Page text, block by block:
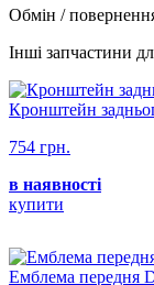
Обмін /
Інші запчастини
Кронштейн
754 грн.
в наявності
купити
Емблема передня